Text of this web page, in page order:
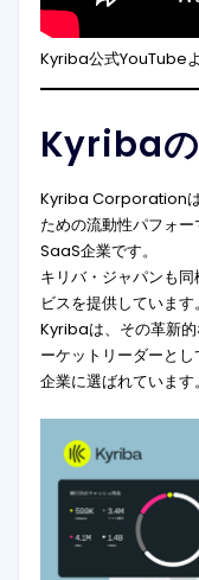
Kyriba公式YouTube
Kyribaの
Kyriba Corporationは
ための流動性パフォ
SaaS企業です。
キリバ・ジャパンも
ビスを提供しています。
Kyribaは、その革新
ーケットリーダーと
企業に選ばれています。